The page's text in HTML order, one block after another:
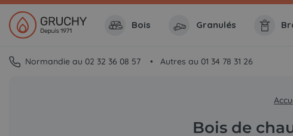
Bois Granulés
Normandie au 02 32 36 08 57 Autres au 01 34 78 31 26
Bois de